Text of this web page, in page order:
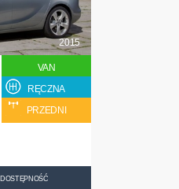
2015
VAN
RĘCZNA
PRZEDNI
DOSTĘPNOŚĆ